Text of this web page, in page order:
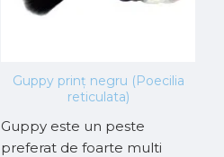
Guppy prinț negru (Poecilia
reticulata)
Guppy este un peste
preferat de foarte multi